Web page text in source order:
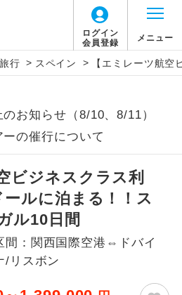
ログイン
会員登録
メニュー
行 > スペイン > 【エミレーツ航
お知らせ（8/10、8/11）
の催行について
ビジネスクラス利
ルに泊まる！！ス
ル10日間
間：関西国際空港⇔ドバイ
/リスボン
チャージは含まれており
が必要となります。
05/11現在）
ージは変更になる場合
料金は含まれておりませ
となります。
使用料】
円、子供（2歳以上12
料】
発地から追加代金でご参
、ご手配の可否は後日回答さ
着ありとは
記載の出発空港だけで
追加代金にて飛行機や
参加いただけます。
発着地をご希望の場合
ーまで連絡ください。
説明
出発空港（駅）から復路到着空港
）まで同行します。
到着後、現地係員が同行しお世話い
ます。
ガイドが乗務し、車内での観光案内
ります。
場のコースです。
スコに登録されている文化遺産や自